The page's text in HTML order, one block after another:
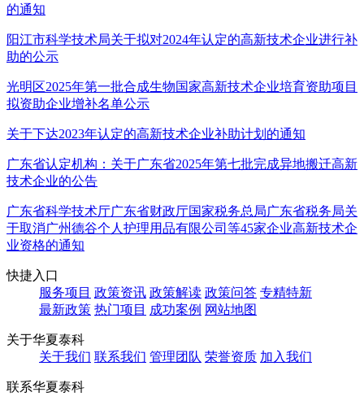
的通知
阳江市科学技术局关于拟对2024年认定的高新技术企业进行补
助的公示
光明区2025年第一批合成生物国家高新技术企业培育资助项目
拟资助企业增补名单公示
关于下达2023年认定的高新技术企业补助计划的通知
广东省认定机构：关于广东省2025年第七批完成异地搬迁高新
技术企业的公告
广东省科学技术厅广东省财政厅国家税务总局广东省税务局关
于取消广州德谷个人护理用品有限公司等45家企业高新技术企
业资格的通知
快捷入口
服务项目 政策资讯 政策解读 政策问答 专精特新
最新政策 热门项目 成功案例 网站地图
关于华夏泰科
关于我们 联系我们 管理团队 荣誉资质 加入我们
联系华夏泰科